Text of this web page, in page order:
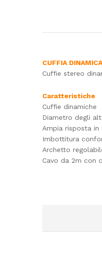
CUFFIA
Cuffie stereo
Caratteristiche
Cuffie dinamiche
Diametro degli
Ampia risposta in
Imbottitura
Archetto
Cavo da 2m con